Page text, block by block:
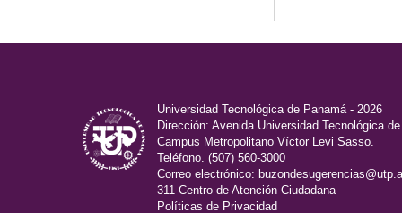
Universidad Tecnológica de Panamá - 2026
Dirección: Avenida Universidad Tecnológica
Campus Metropolitano Víctor Levi Sasso.
Teléfono. (507) 560-3000
Correo electrónico:
311 Centro de Atención Ciudadana
Políticas de Privacidad